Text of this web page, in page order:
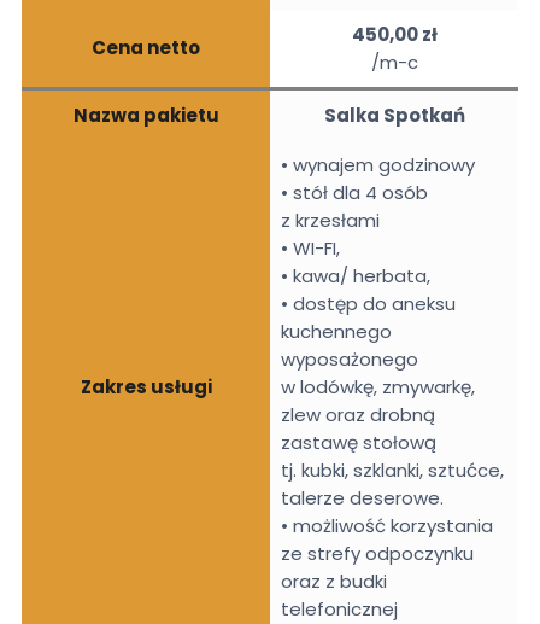
Cena netto
450,00 zł
/m-c
Nazwa pakietu Salka Spotkań
Zakres usługi
• wynajem godzinowy
• stół dla 4 osób
z krzesłami
• WI-FI,
• kawa/ herbata,
• dostęp do aneksu
kuchennego
wyposażonego
w lodówkę, zmywarkę,
zlew oraz drobną
zastawę stołową
tj. kubki, szklanki, sztućce,
talerze deserowe.
• możliwość korzystania
ze strefy odpoczynku
oraz z budki
telefonicznej